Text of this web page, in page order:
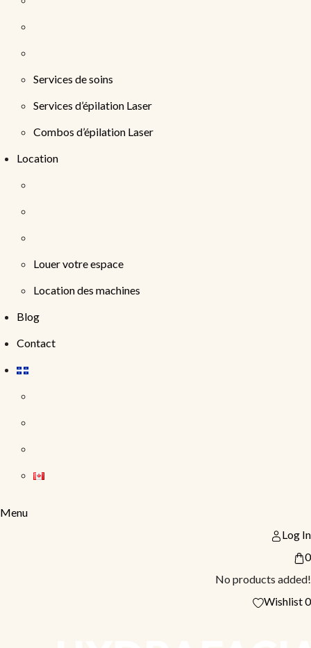
Services de soins
Services d’épilation Laser
Combos d’épilation Laser
Location
Louer votre espace
Location des machines
Blog
Contact
Menu
Log In
0
No products added!
Wishlist0